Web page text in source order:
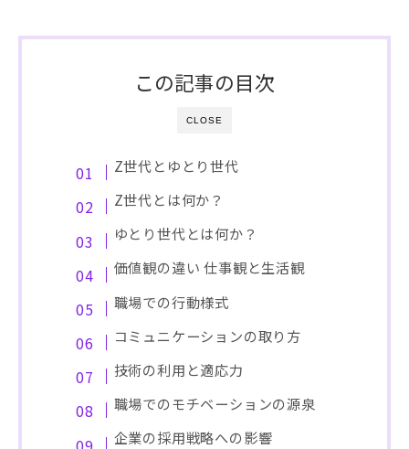
CLOSE
この記事の目次
Z世代とゆとり世代
Z世代とは何か？
ゆとり世代とは何か？
価値観の違い 仕事観と生活観
職場での行動様式
コミュニケーションの取り方
技術の利用と適応力
職場でのモチベーションの源泉
企業の採用戦略への影響